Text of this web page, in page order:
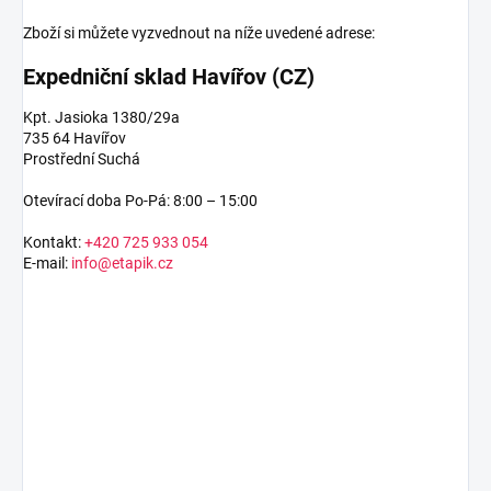
Zboží si můžete vyzvednout na níže uvedené adrese:
Expedniční sklad Havířov (CZ)
Kpt. Jasioka 1380/29a
735 64 Havířov
Prostřední Suchá
Otevírací doba Po-Pá: 8:00 – 15:00
Kontakt:+420 725 933 054
E-mail: info@etapik.cz